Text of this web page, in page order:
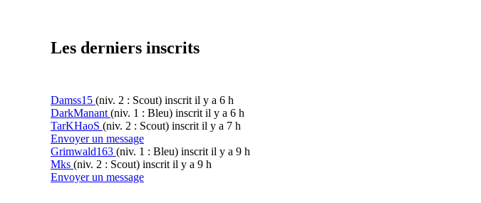
Les derniers inscrits
Damss15 (niv. 2 : Scout) inscrit il y a 6 h
DarkManant (niv. 1 : Bleu) inscrit il y a 6 h
TarKHaoS (niv. 2 : Scout) inscrit il y a 7 h
Envoyer un message
Grimwald163 (niv. 1 : Bleu) inscrit il y a 9 h
Mks (niv. 2 : Scout) inscrit il y a 9 h
Envoyer un message